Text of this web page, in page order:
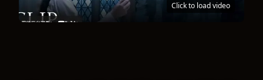
Click to load video